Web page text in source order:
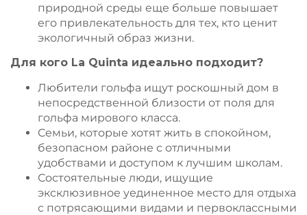
природной среды еще больше повышает
его привлекательность для тех, кто ценит
экологичный образ жизни.
Для кого La Quinta идеально подходит?
Любители гольфа ищут роскошный дом в
непосредственной близости от поля для
гольфа мирового класса.
Семьи, которые хотят жить в спокойном,
безопасном районе с отличными
удобствами и доступом к лучшим школам.
Состоятельные люди, ищущие
эксклюзивное уединенное место для отдыха
с потрясающими видами и первоклассными